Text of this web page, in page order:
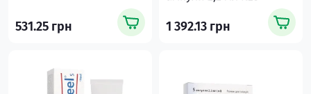
531.25 грн 1 392.13 грн